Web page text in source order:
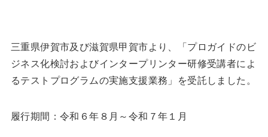
三重県伊賀市及び滋賀県甲賀市より、「プロガイドのビ
ジネス化検討およびインタープリンター研修受講者によ
るテストプログラムの実施支援業務」を受託しました。
履行期間：令和６年８月～令和７年１月